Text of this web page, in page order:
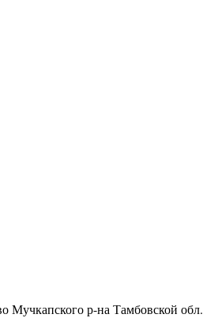
Мучкапского р-на Тамбовской обл.